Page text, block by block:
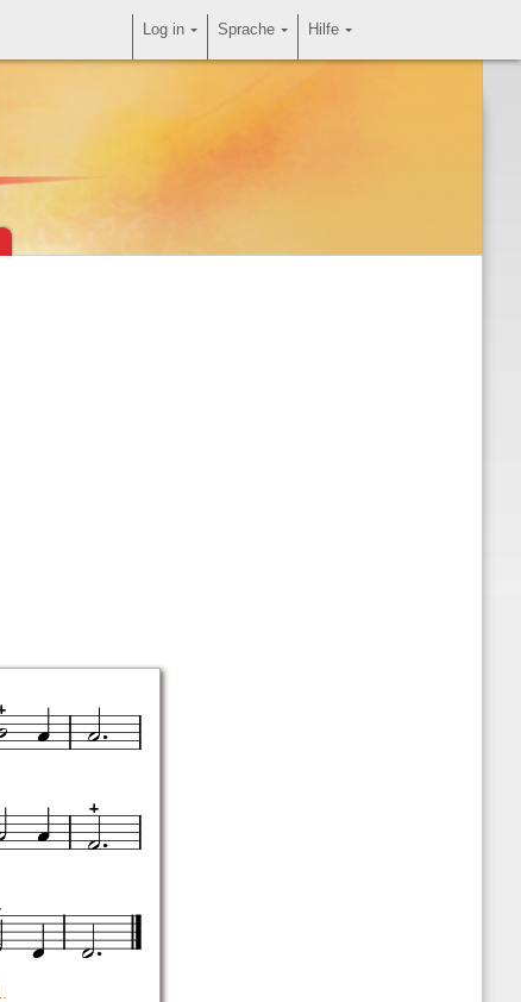
Hilfe
Sprache
Log in